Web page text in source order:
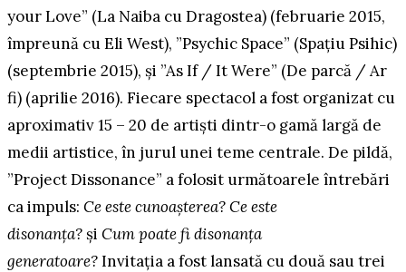
your Love” (La Naiba cu Dragostea) (februarie 2015,
împreună cu Eli West), ”Psychic Space” (Spațiu Psihic)
(septembrie 2015), și ”As If / It Were” (De parcă / Ar
fi) (aprilie 2016). Fiecare spectacol a fost organizat cu
aproximativ 15 – 20 de artiști dintr-o gamă largă de
medii artistice, în jurul unei teme centrale. De pildă,
”Project Dissonance” a folosit următoarele întrebări
ca impuls: Ce este cunoașterea? Ce este
disonanța? și Cum poate fi disonanța
generatoare?Invitația a fost lansată cu două sau trei